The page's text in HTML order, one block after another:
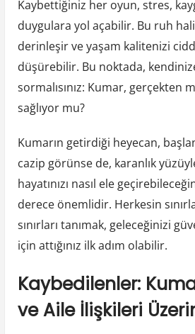
Kaybettiğiniz her oyun, stres,
duygulara yol açabilir. Bu ruh
derinleşir ve yaşam kalitenizi
düşürebilir. Bu noktada,
sormalısınız: Kumar, gerçekten
sağlıyor mu?
Kumarın getirdiği heyecan,
cazip görünse de, karanlık
hayatınızı nasıl ele
derece önemlidir. Herkesin
sınırları tanımak, geleceğinizi
için attığınız ilk adım olabilir.
Kaybedilenler:
ve Aile İlişkileri